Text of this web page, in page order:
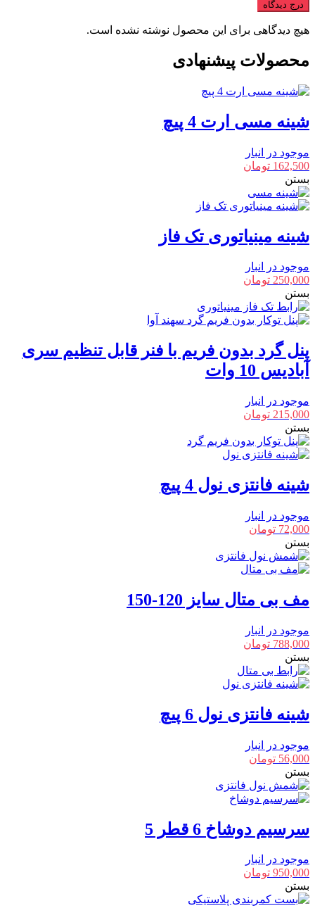
درج دیدگاه
هیچ دیدگاهی برای این محصول نوشته نشده است.
محصولات پیشنهادی
شینه مسی ارت 4 پیچ
موجود در انبار
162,500 تومان
بستن
شینه مینیاتوری تک فاز
موجود در انبار
250,000 تومان
بستن
پنل گرد بدون فریم با فنر قابل تنظیم سری
آبادیس 10 وات
موجود در انبار
215,000 تومان
بستن
شینه فانتزی نول 4 پیچ
موجود در انبار
72,000 تومان
بستن
مف بی متال سایز 120-150
موجود در انبار
788,000 تومان
بستن
شینه فانتزی نول 6 پیچ
موجود در انبار
56,000 تومان
بستن
سرسیم دوشاخ 6 قطر 5
موجود در انبار
950,000 تومان
بستن